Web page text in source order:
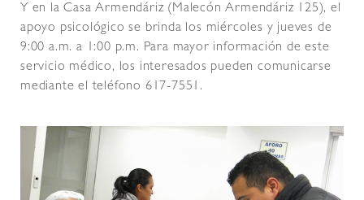
Y en la Casa Armendáriz (Malecón Armendáriz 125), el
apoyo psicológico se brinda los miércoles y jueves de
9:00 a.m. a 1:00 p.m. Para mayor información de este
servicio médico, los interesados pueden comunicarse
mediante el teléfono 617-7551.